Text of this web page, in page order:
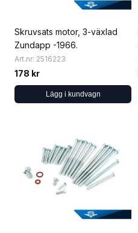
Skruvsats motor, 3-växlad
Zundapp -1966.
Art.nr: 2516223
178 kr
Lägg i kundvagn